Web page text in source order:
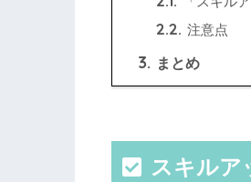
2.2. 注意点
3. まとめ
スキルア